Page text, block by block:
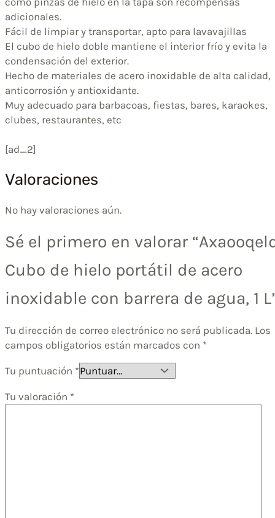
adicionales.
Fácil de limpiar y transportar, apto para lavavajillas
El cubo de hielo doble mantiene el interior frío y evita la
condensación del exterior.
Hecho de materiales de acero inoxidable de alta calidad,
anticorrosión y antioxidante.
Muy adecuado para barbacoas, fiestas, bares, karaokes,
clubes, restaurantes, etc
[ad_2]
Valoraciones
No hay valoraciones aún.
Sé el primero en valorar
Cubo de hielo portátil de acero
inoxidable con barrera de agua, 1
Tu dirección de correo electrónico no será publicada. Los
campos obligatorios están marcados con *
Tu puntuación *
Tu valoración *